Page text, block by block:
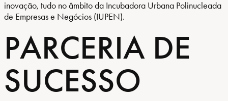
inovação, tudo no âmbito da Incubadora Urbana Polinucleada
de Empresas e Negócios (IUPEN).
PARCERIA DE
SUCESSO